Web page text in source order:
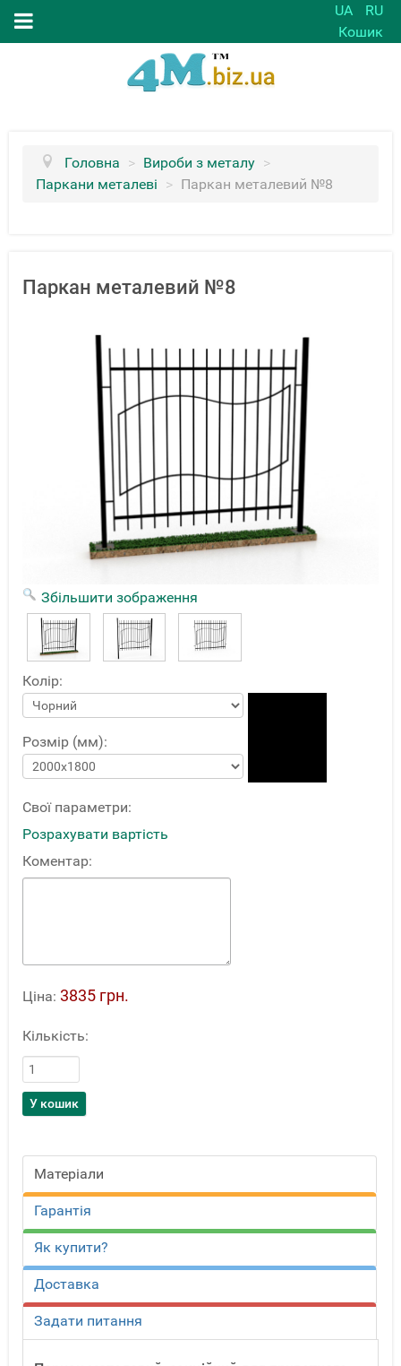
UA
RU
Кошик
Головна > Вироби з металу >
Паркани металеві > Паркан металевий №8
Паркан металевий №8
Збільшити зображення
Колір:
Розмір (мм):
Свої параметри:
Розрахувати вартість
Коментар:
Ціна: 3835 грн.
Кількість:
Матеріали
Гарантія
Як купити?
Доставка
Задати питання